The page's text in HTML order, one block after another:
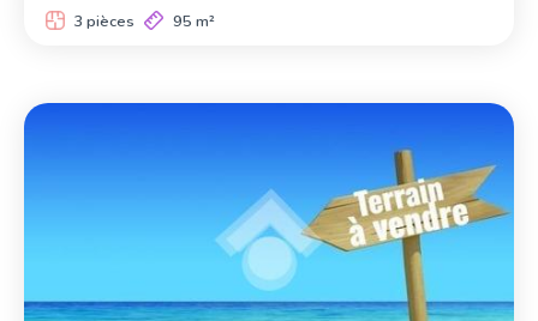
3 pièces 95 m²